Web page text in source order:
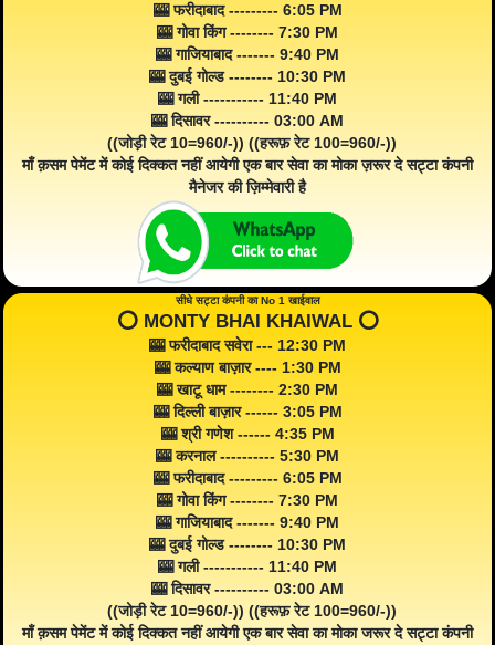
🎰 फरीदाबाद --------- 6:05 PM
🎰 गोवा किंग -------- 7:30 PM
🎰 गाजियाबाद ------- 9:40 PM
🎰 दुबई गोल्ड -------- 10:30 PM
🎰 गली ----------- 11:40 PM
🎰 दिसावर ---------- 03:00 AM
((जोड़ी रेट 10=960/-)) ((हरूफ़ रेट 100=960/-))
माँ क़सम पेमेंट में कोई दिक्कत नहीं आयेगी एक बार सेवा का मोका ज़रूर दे सट्टा कंपनी
मैनेजर की ज़िम्मेवारी है
सीधे सट्टा कंपनी का No 1 खाईवाल
⭕️ MONTY BHAI KHAIWAL ⭕️
🎰 फरीदाबाद सवेरा --- 12:30 PM
🎰 कल्याण बाज़ार ---- 1:30 PM
🎰 खाटू धाम -------- 2:30 PM
🎰 दिल्ली बाज़ार ------ 3:05 PM
🎰 श्री गणेश ------ 4:35 PM
🎰 करनाल ---------- 5:30 PM
🎰 फरीदाबाद --------- 6:05 PM
🎰 गोवा किंग -------- 7:30 PM
🎰 गाजियाबाद ------- 9:40 PM
🎰 दुबई गोल्ड -------- 10:30 PM
🎰 गली ----------- 11:40 PM
🎰 दिसावर ---------- 03:00 AM
((जोड़ी रेट 10=960/-)) ((हरूफ़ रेट 100=960/-))
माँ क़सम पेमेंट में कोई दिक्कत नहीं आयेगी एक बार सेवा का मोका जरूर दे सट्टा कंपनी